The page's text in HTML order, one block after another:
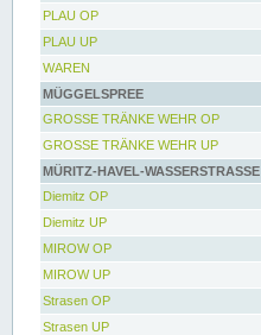
PLAU OP
PLAU UP
WAREN
MÜGGELSPREE
GROSSE TRÄNKE WEHR OP
GROSSE TRÄNKE WEHR UP
MÜRITZ-HAVEL-WASSERSTRASSE
Diemitz OP
Diemitz UP
MIROW OP
MIROW UP
Strasen OP
Strasen UP